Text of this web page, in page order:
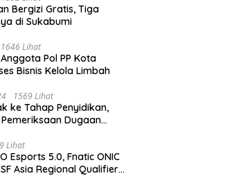
Bergizi Gratis, Tiga
di Sukabumi
1646 Lihat
Pol PP Kota
Bisnis Kelola Limbah
1569 Lihat
ke Tahap Penyidikan,
Dugaan
Lihat
Esports 5.0, Fnatic ONIC
Asia Regional Qualifier